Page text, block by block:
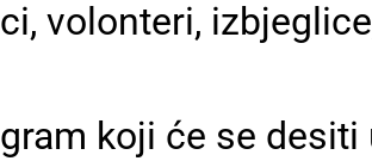
volonteri,
koji će se